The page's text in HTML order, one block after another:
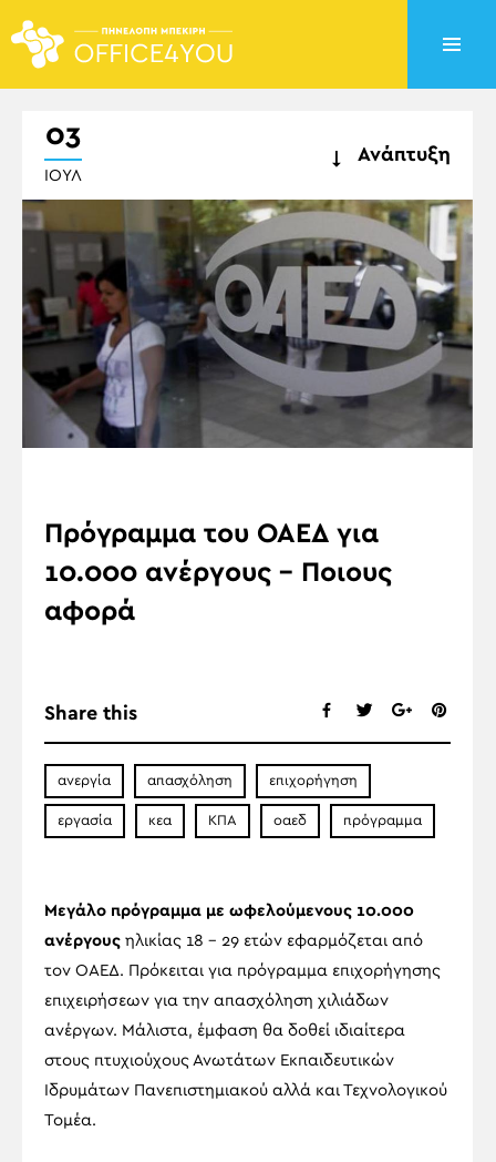
03
ΙΟΎΛ
Ανάπτυξη
Πρόγραμμα του ΟΑΕΔ για
10.000 ανέργους – Ποιους
αφορά
Share this
ανεργία απασχόληση επιχορήγηση
εργασία κεα ΚΠΑ οαεδ πρόγραμμα
Μεγάλο πρόγραμμα με ωφελούμενους 10.000
ανέργους ηλικίας 18 – 29 ετών εφαρμόζεται από
τον ΟΑΕΔ. Πρόκειται για πρόγραμμα επιχορήγησης
επιχειρήσεων για την απασχόληση χιλιάδων
ανέργων. Μάλιστα, έμφαση θα δοθεί ιδιαίτερα
στους πτυχιούχους Ανωτάτων Εκπαιδευτικών
Ιδρυμάτων Πανεπιστημιακού αλλά και Τεχνολογικού
Τομέα.